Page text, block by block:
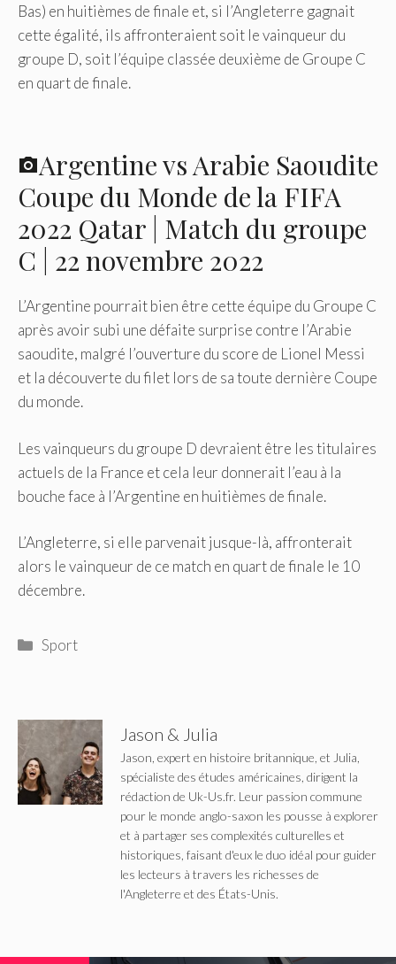
Bas) en huitièmes de finale et, si l’Angleterre gagnait
cette égalité, ils affronteraient soit le vainqueur du
groupe D, soit l’équipe classée deuxième de Groupe C
en quart de finale.
Argentine vs Arabie Saoudite
Coupe du Monde de la FIFA
2022 Qatar | Match du groupe
C | 22 novembre 2022
L’Argentine pourrait bien être cette équipe du Groupe C
après avoir subi une défaite surprise contre l’Arabie
saoudite, malgré l’ouverture du score de Lionel Messi
et la découverte du filet lors de sa toute dernière Coupe
du monde.
Les vainqueurs du groupe D devraient être les titulaires
actuels de la France et cela leur donnerait l’eau à la
bouche face à l’Argentine en huitièmes de finale.
L’Angleterre, si elle parvenait jusque-là, affronterait
alors le vainqueur de ce match en quart de finale le 10
décembre.
Catégories
Sport
Jason & Julia
Jason, expert en histoire britannique, et Julia,
spécialiste des études américaines, dirigent la
rédaction de Uk-Us.fr. Leur passion commune
pour le monde anglo-saxon les pousse à explorer
et à partager ses complexités culturelles et
historiques, faisant d'eux le duo idéal pour guider
les lecteurs à travers les richesses de
l'Angleterre et des États-Unis.